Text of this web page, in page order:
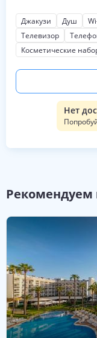
Джакузи Душ
Телевизор
Косметические
Нет
Рекомендуем